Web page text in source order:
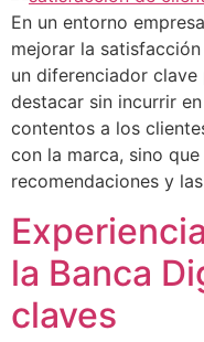
En un entorno
mejorar la
un diferenciador clave
destacar sin incurrir
contentos a los
con la marca, sino
recomendaciones y
la Banca
claves